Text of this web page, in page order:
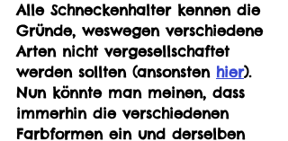
Alle Schneckenhalter kennen die
Gründe, weswegen verschiedene
Arten nicht vergesellschaftet
werden sollten (ansonsten hier).
Nun könnte man meinen, dass
immerhin die verschiedenen
Farbformen ein und derselben